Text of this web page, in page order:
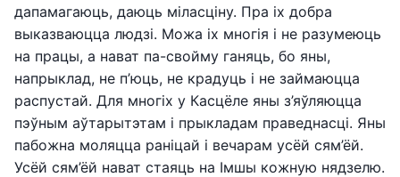
дапамагаюць, даюць міласціну. Пра іх добра
выказваюцца людзі. Можа іх многія і не разумеюць
на працы, а нават па-свойму ганяць, бо яны,
напрыклад, не п’юць, не крадуць і не займаюцца
распустай. Для многіх у Касцёле яны з’яўляюцца
пэўным аўтарытэтам і прыкладам праведнасці. Яны
пабожна моляцца раніцай і вечарам усёй сям’ёй.
Усёй сям’ёй нават стаяць на Імшы кожную нядзелю.